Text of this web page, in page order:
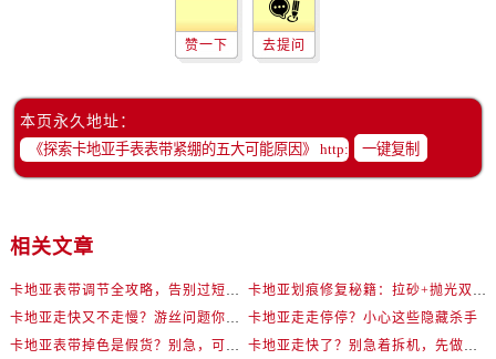
赞一下 去提问
本页永久地址：
一键复制
相关文章
卡地亚表带调节全攻略，告别过短烦恼
卡地亚划痕修复秘籍：拉砂+抛光双工艺还原如新
卡地亚走快又不走慢？游丝问题你了解多少？
卡地亚走走停停？小心这些隐藏杀手
卡地亚表带掉色是假货？别急，可能是这些日常习惯惹的祸
卡地亚走快了？别急着拆机，先做这一步